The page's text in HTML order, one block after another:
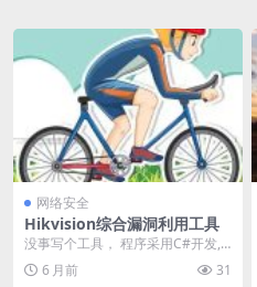
网络安全
Hikvision综合漏洞利用工具
没事写个工具， 程序采用C#开发,
首次使用请安装依赖： NET8.0 声
明：仅...
6 月前 31